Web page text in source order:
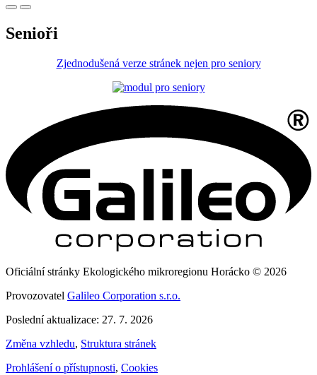
Senioři
Zjednodušená verze stránek nejen pro seniory
Oficiální stránky Ekologického mikroregionu Horácko © 2026
Provozovatel Galileo Corporation s.r.o.
Poslední aktualizace: 27. 7. 2026
Změna vzhledu, Struktura stránek
Prohlášení o přístupnosti, Cookies